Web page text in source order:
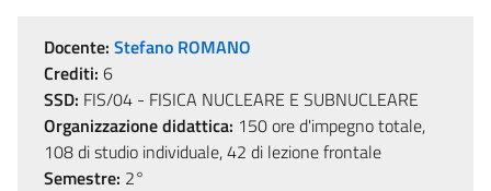
Docente: Stefano ROMANO
Crediti: 6
SSD: FIS/04 - FISICA NUCLEARE E SUBNUCLEARE
Organizzazione didattica: 150 ore d'impegno totale,
108 di studio individuale, 42 di lezione frontale
Semestre: 2°